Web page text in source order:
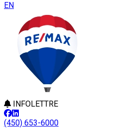
EN
INFOLETTRE
(450) 653-6000